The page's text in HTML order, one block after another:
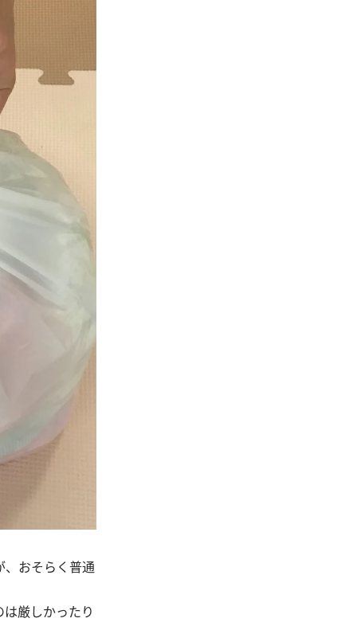
おそらく普通
厳しかったり